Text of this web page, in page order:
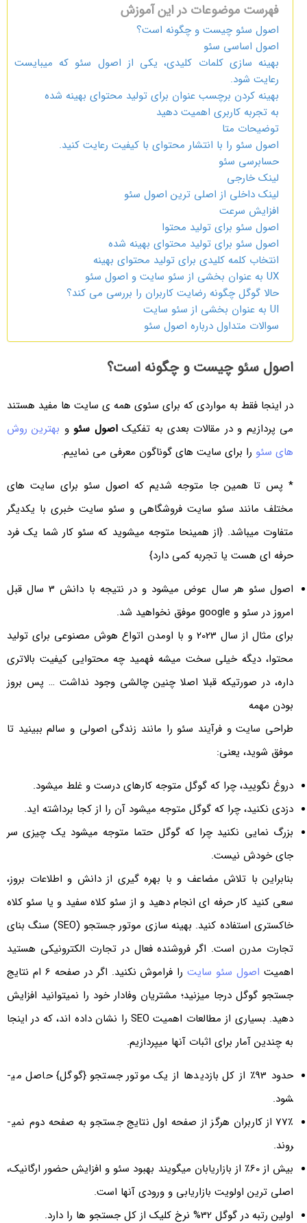
فهرست موضوعات در این آموزش
اصول سئو چیست و چگونه است؟
اصول اساسی سئو
بهینه سازی کلمات کلیدی، یکی از اصول سئو که می­بایست
رعایت شود.
بهینه کردن برچسب عنوان برای تولید محتوای بهینه شده
به تجربه کاربری اهمیت دهید
توضیحات متا
اصول سئو را با انتشار محتوای با کیفیت رعایت کنید.
حسابرسی سئو
لینک خارجی
لینک داخلی از اصلی ترین اصول سئو
افزایش سرعت
اصول سئو برای تولید محتوا
اصول سئو برای تولید محتوای بهینه شده
انتخاب کلمه کلیدی برای تولید محتوای بهینه
UX به عنوان بخشی از سئو سایت و اصول سئو
حالا گوگل چگونه رضایت کاربران را بررسی می کند؟
UI به عنوان بخشی از سئو سایت
سوالات متداول درباره اصول سئو
اصول سئو چیست و چگونه است؟
در اینجا فقط به مواردی که برای سئوی همه ی سایت ها مفید هستند
می پردازیم و در مقالات بعدی به تفکیک اصول سئوو بهترین روش
های سئورا برای سایت های گوناگون معرفی می نماییم.
* پس تا همین جا متوجه شدیم که اصول سئو برای سایت های
مختلف مانند سئو سایت فروشگاهی و سئو سایت خبری با یکدیگر
متفاوت میباشد. {از همینحا متوجه میشوید که سئو کار شما یک فرد
حرفه ای هست یا تجربه کمی دارد}
اصول سئو هر سال عوض میشود و در نتیجه با دانش 3 سال قبل
امروز در سئو و google موفق نخواهید شد.
برای مثال از سال 2023 و با اومدن اتواع هوش مصنوعی برای تولید
محتوا، دیگه خیلی سخت میشه فهمید چه محتوایی کیفیت بالاتری
داره، در صورتیکه قبلا اصلا چنین چالشی وجود نداشت … پس بروز
بودن مهمه
طراحی سایت و فرآیند سئو را مانند زندگی اصولی و سالم ببینید تا
موفق شوید، یعنی:
دروغ نگویید، چرا که گوگل متوجه کارهای درست و غلط میشود.
دزدی نکنید، چرا که گوگل متوجه میشود آن را از کجا برداشته اید.
بزرگ نمایی نکنید چرا که گوگل حتما متوجه میشود یک چیزی سر
جای خودش نیست.
بنابراین با تلاش مضاعف و با بهره گیری از دانش و اطلاعات بروز،
سعی کنید کار حرفه ای انجام دهید و از سئو کلاه سفید و یا سئو کلاه
خاکستری استفاده کنید. بهینه سازی موتور جستجو (SEO) سنگ بنای
تجارت مدرن است. اگر فروشنده فعال در تجارت الکترونیکی هستید
اهمیتاصول سئو سایت
را فراموش نکنید. اگر در صفحه 6 ام نتایج
جستجو گوگل درجا می­زنید؛ مشتریان وفادار خود را نمی­توانید افزایش
دهید. بسیاری از مطالعات اهمیت SEO را نشان داده اند، که در اینجا
به چندین آمار برای اثبات آن­ها می­پردازیم.
حدود 93٪ از کل بازدیدها از یک موتور جستجو {گوگل} حاصل می­
شود.
77٪ از کاربران هرگز از صفحه اول نتایج جستجو به صفحه دوم نمی­
روند.
بیش از 60٪ از بازاریابان می­گویند بهبود سئو و افزایش حضور ارگانیک،
اصلی­ ترین اولویت بازاریابی و ورودی آن­ها است.
اولین رتبه در گوگل 32% نرخ کلیک از کل جستجو ها را دارد.